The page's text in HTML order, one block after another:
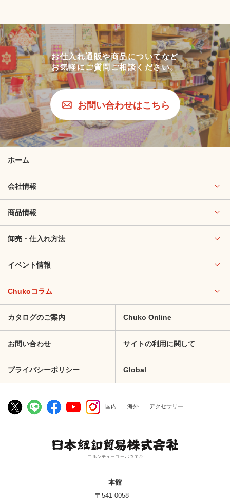
お仕入れ通販や商品についてなど
お気軽にご質問ご相談ください。
お問い合わせはこちら
ホーム
会社情報
商品情報
卸売・仕入れ方法
イベント情報
Chukoコラム
カタログのご案内 Chuko Online
お問い合わせ サイトの利用に関して
プライバシーポリシー Global
国内 海外 アクセサリー
本館
〒541-0058